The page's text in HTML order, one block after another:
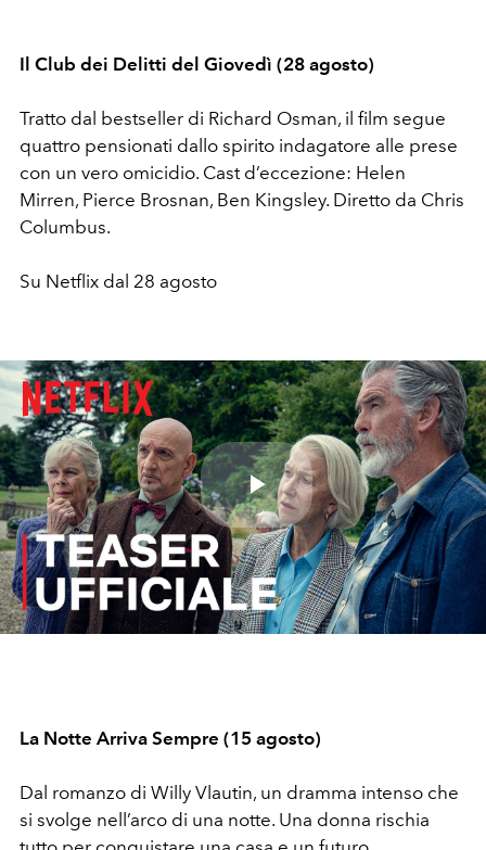
Il Club dei Delitti del Giovedì (28 agosto)
Tratto dal bestseller di Richard Osman, il film segue
quattro pensionati dallo spirito indagatore alle prese
con un vero omicidio. Cast d’eccezione: Helen
Mirren, Pierce Brosnan, Ben Kingsley. Diretto da Chris
Columbus.
Su Netflix dal 28 agosto
Play
Video
La Notte Arriva Sempre (15 agosto)
Dal romanzo di Willy Vlautin, un dramma intenso che
si svolge nell’arco di una notte. Una donna rischia